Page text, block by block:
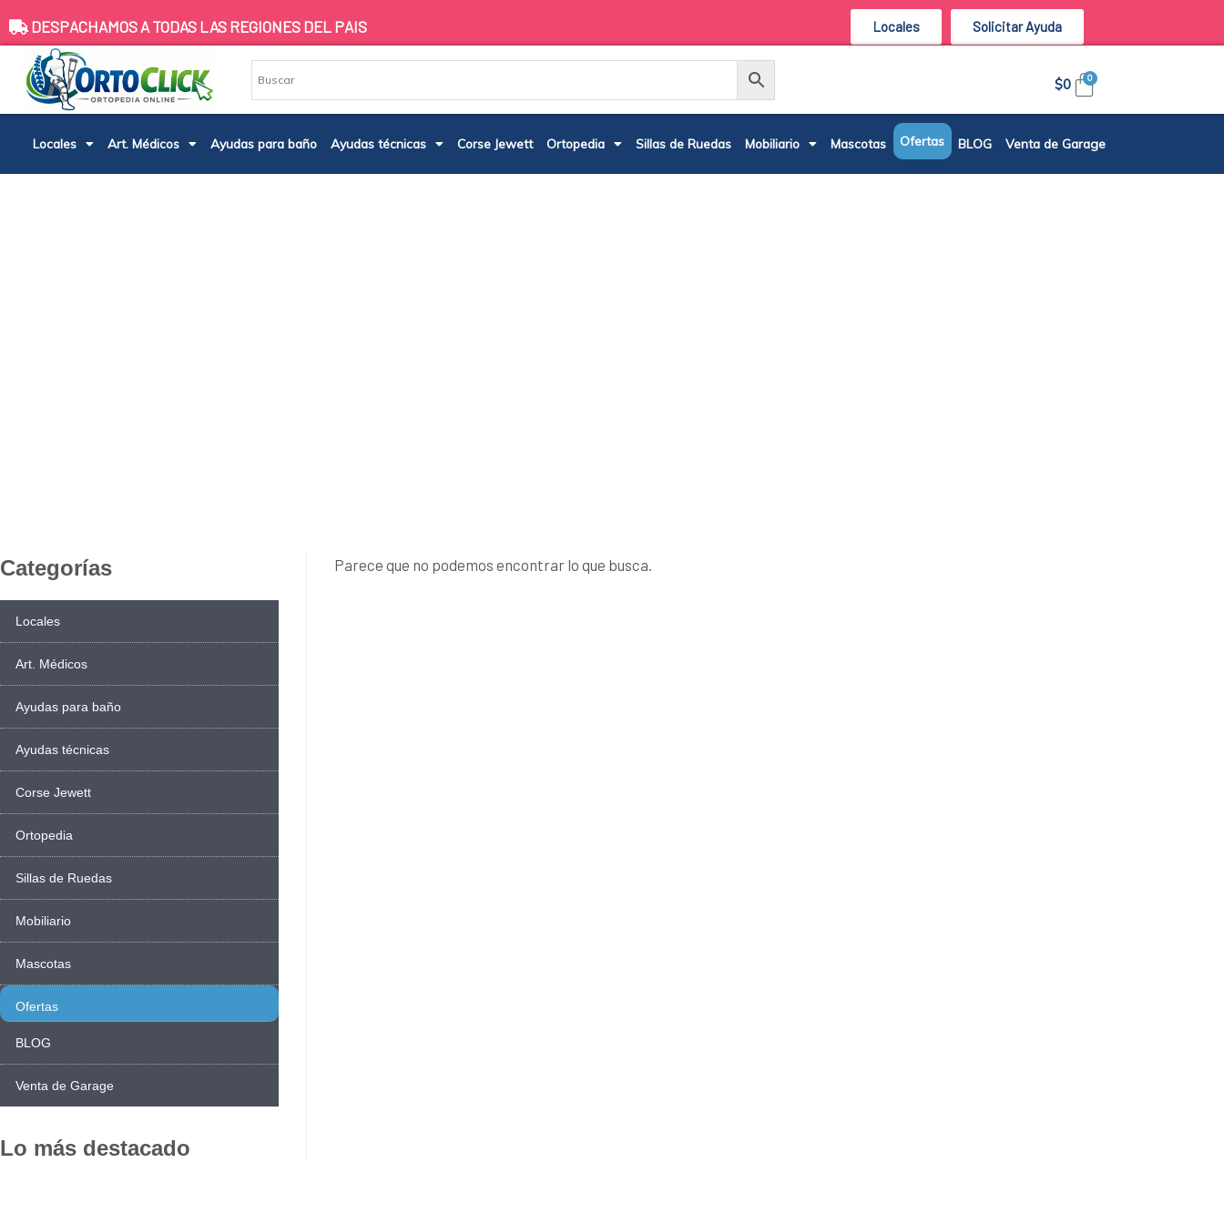
al
contenido
DESPACHAMOS A TODAS LAS REGIONES DEL PAIS Locales Solicitar Ayuda
$0 0
Carrito
Locales Art. Médicos Ayudas para baño Ayudas técnicas Corse Jewett Ortopedia Sillas de Ruedas Mobiliario Mascotas Ofertas BLOG Venta de Garage
Categorías
Locales
Art. Médicos
Ayudas para baño
Ayudas técnicas
Corse Jewett
Ortopedia
Sillas de Ruedas
Mobiliario
Mascotas
Ofertas
BLOG
Venta de Garage
Lo más destacado
Parece que no podemos encontrar lo que busca.